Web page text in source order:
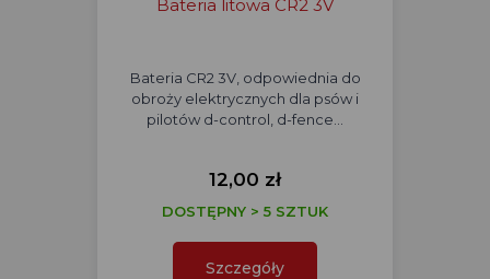
Bateria litowa CR2 3V
Bateria CR2 3V, odpowiednia do
obroży elektrycznych dla psów i
pilotów d-control, d-fence…
12,00 zł
DOSTĘPNY > 5 SZTUK
Szczegóły